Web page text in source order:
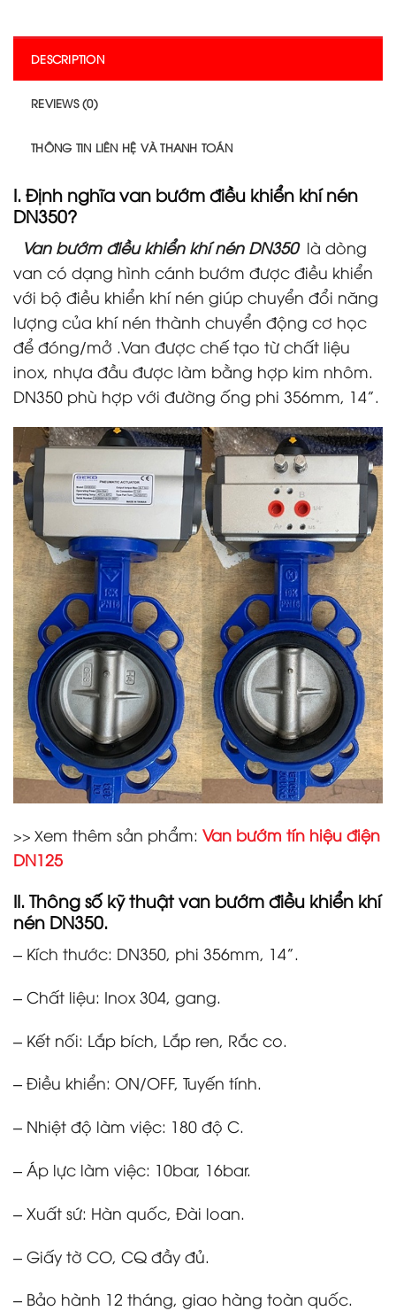
DESCRIPTION
REVIEWS (0)
THÔNG TIN LIÊN HỆ VÀ THANH TOÁN
I. Định nghĩavan bướm điều khiển khí nén
DN350?
Van bướm điều khiển khí nén DN350là dòng
van có dạng hình cánh bướm được điều khiển
với bộ điều khiển khí nén giúp chuyển đổi năng
lượng của khí nén thành chuyển động cơ học
để đóng/mở .Van được chế tạo từ chất liệu
inox, nhựa đầu được làm bằng hợp kim nhôm.
DN350 phù hợp với đường ống phi 356mm, 14”.
>> Xem thêm sản phẩm: Van bướm tín hiệu điện
DN125
II. Thông số kỹ thuậtvan bướm điều khiển khí
nén DN350.
– Kích thước: DN350, phi 356mm, 14”.
– Chất liệu: Inox 304, gang.
– Kết nối: Lắp bích, Lắp ren, Rắc co.
– Điều khiển: ON/OFF, Tuyến tính.
– Nhiệt độ làm việc: 180 độ C.
– Áp lực làm việc: 10bar, 16bar.
– Xuất sứ: Hàn quốc, Đài loan.
– Giấy tờ CO, CQ đầy đủ.
– Bảo hành 12 tháng, giao hàng toàn quốc.